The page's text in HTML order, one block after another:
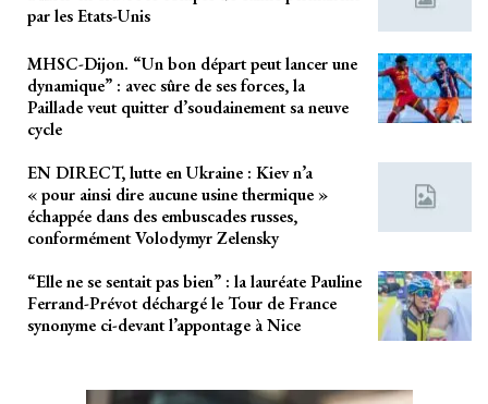
par les Etats-Unis
MHSC-Dijon. “Un bon départ peut lancer une
dynamique” : avec sûre de ses forces, la
Paillade veut quitter d’soudainement sa neuve
cycle
EN DIRECT, lutte en Ukraine : Kiev n’a
« pour ainsi dire aucune usine thermique »
échappée dans des embuscades russes,
conformément Volodymyr Zelensky
“Elle ne se sentait pas bien” : la lauréate Pauline
Ferrand-Prévot déchargé le Tour de France
synonyme ci-devant l’appontage à Nice